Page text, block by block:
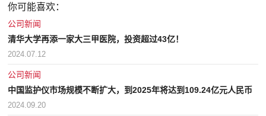
你可能喜欢：
公司新闻
清华大学再添一家大三甲医院，投资超过43亿！
2024.07.12
公司新闻
中国监护仪市场规模不断扩大，到2025年将达到109.24亿元人民币
2024.09.20